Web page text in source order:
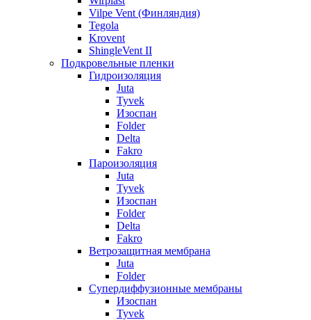
Vilpe Vent (Финляндия)
Tegola
Krovent
ShingleVent II
Подкровельные пленки
Гидроизоляция
Juta
Tyvek
Изоспан
Folder
Delta
Fakro
Пароизоляция
Juta
Tyvek
Изоспан
Folder
Delta
Fakro
Ветрозащитная мембрана
Juta
Folder
Супердиффузионные мембраны
Изоспан
Tyvek